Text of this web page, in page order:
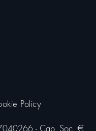
- Cap. Soc. €
Policy